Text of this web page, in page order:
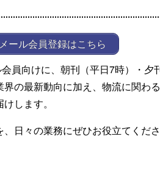
ール会員登録はこちら
員向けに、朝刊（平日7時）・夕
の最新動向に加え、物流に関わ
します。
日々の業務にぜひお役立てくださ